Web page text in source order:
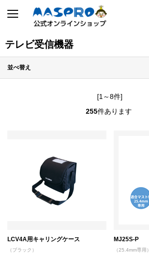
テレビ受信機器
並べ替え
[1～8件]
255件あります
LCV4A用キャリングケース
（ブラック）
MJ25S-P
（25.4mm専用）